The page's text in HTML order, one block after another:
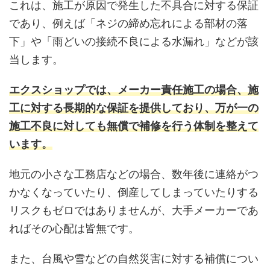
これは、施工が原因で発生した不具合に対する保証
であり、例えば「ネジの締め忘れによる部材の落
下」や「雨どいの接続不良による水漏れ」などが該
当します。
エクスショップでは、メーカー責任施工の場合、施
工に対する長期的な保証を提供しており、万が一の
施工不良に対しても無償で補修を行う体制を整えて
います。
地元の小さな工務店などの場合、数年後に連絡がつ
かなくなっていたり、倒産してしまっていたりする
リスクもゼロではありませんが、大手メーカーであ
ればその心配は皆無です。
また、台風や雪などの自然災害に対する補償につい